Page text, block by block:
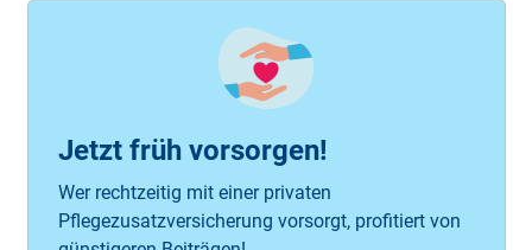
Jetzt früh vorsorgen!
Wer rechtzeitig mit einer privaten
Pflegezusatzversicherung vorsorgt, profitiert von